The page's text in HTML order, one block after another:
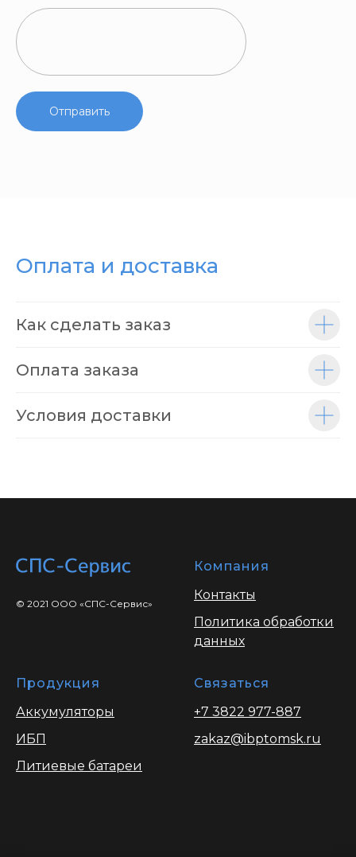
Отправить
Оплата и доставка
Как сделать заказ
Оплата заказа
Условия доставки
© 2021 ООО «СПС-Сервис»
Компания
Контакты
Политика обработки
данных
Продукция
Аккумуляторы
ИБП
Литиевые батареи
Связаться
+7 3822 977-887
zakaz@ibptomsk.ru